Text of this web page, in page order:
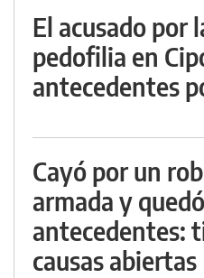
El acusado por
pedofilia en
antecedentes
Cayó por un
armada y
antecedentes:
causas abiertas